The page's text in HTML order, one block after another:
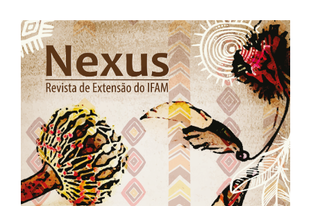
Barra
lateral
de
artigos